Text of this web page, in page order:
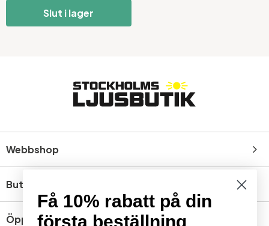
Slut i lager
Webbshop
Butik
Öppettider
Få 10% rabatt på din
första beställning